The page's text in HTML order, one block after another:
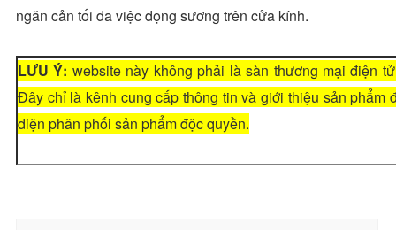
ngăn cản tối đa việc đọng sương trên cửa kính.
LƯU Ý: website này không phải là sàn thương mại điện
Đây chỉ là kênh cung cấp thông tin và giới thiệu sản phẩm
diện phân phối sản phẩm độc quyền.